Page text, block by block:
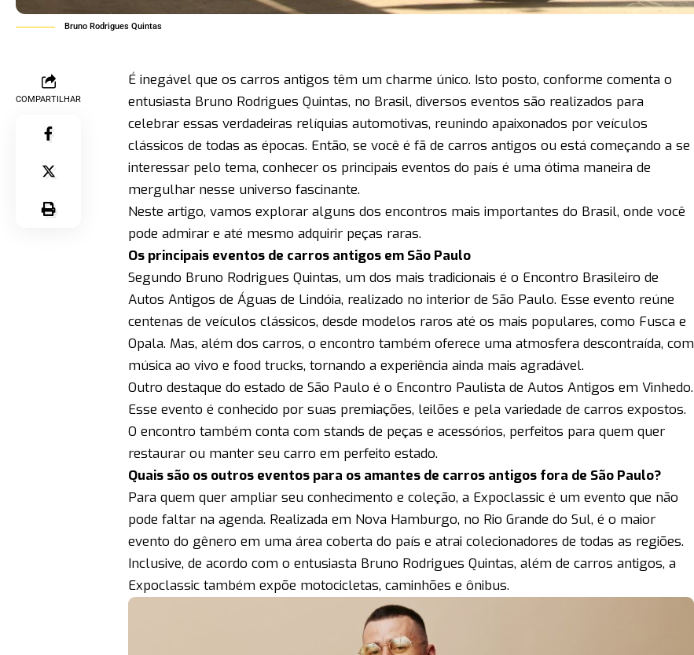
Bruno Rodrigues Quintas
COMPARTILHAR
É inegável que os carros antigos têm um charme único. Isto posto, conforme comenta o
entusiasta Bruno Rodrigues Quintas, no Brasil, diversos eventos são realizados para
celebrar essas verdadeiras relíquias automotivas, reunindo apaixonados por veículos
clássicos de todas as épocas. Então, se você é fã de carros antigos ou está começando a se
interessar pelo tema, conhecer os principais eventos do país é uma ótima maneira de
mergulhar nesse universo fascinante.
Neste artigo, vamos explorar alguns dos encontros mais importantes do Brasil, onde você
pode admirar e até mesmo adquirir peças raras.
Os principais eventos de carros antigos em São Paulo
Segundo Bruno Rodrigues Quintas, um dos mais tradicionais é o Encontro Brasileiro de
Autos Antigos de Águas de Lindóia, realizado no interior de São Paulo. Esse evento reúne
centenas de veículos clássicos, desde modelos raros até os mais populares, como Fusca e
Opala. Mas, além dos carros, o encontro também oferece uma atmosfera descontraída, com
música ao vivo e food trucks, tornando a experiência ainda mais agradável.
Outro destaque do estado de São Paulo é o Encontro Paulista de Autos Antigos em Vinhedo.
Esse evento é conhecido por suas premiações, leilões e pela variedade de carros expostos.
O encontro também conta com stands de peças e acessórios, perfeitos para quem quer
restaurar ou manter seu carro em perfeito estado.
Quais são os outros eventos para os amantes de carros antigos fora de São Paulo?
Para quem quer ampliar seu conhecimento e coleção, a Expoclassic é um evento que não
pode faltar na agenda. Realizada em Nova Hamburgo, no Rio Grande do Sul, é o maior
evento do gênero em uma área coberta do país e atrai colecionadores de todas as regiões.
Inclusive, de acordo com o entusiasta Bruno Rodrigues Quintas, além de carros antigos, a
Expoclassic também expõe motocicletas, caminhões e ônibus.